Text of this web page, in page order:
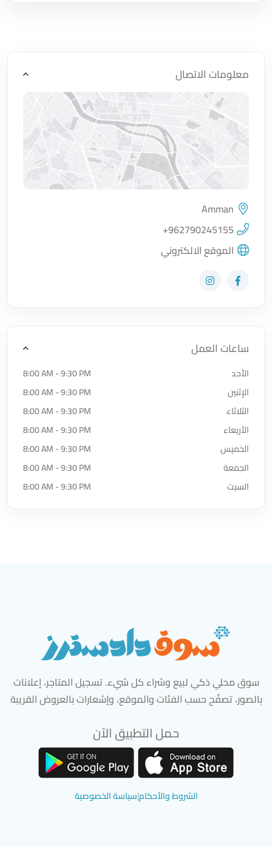
معلومات الاتصال
اضغط لتحميل الموقع
Amman
+962790245155
الموقع الالكتروني
زيارة حساب المتجر على Facebook-f
زيارة حساب المتجر على Instagram
ساعات العمل
الأحد
8:00 AM - 9:30 PM
الإثنين
8:00 AM - 9:30 PM
الثلاثاء
8:00 AM - 9:30 PM
الأربعاء
8:00 AM - 9:30 PM
الخميس
8:00 AM - 9:30 PM
الجمعة
8:00 AM - 9:30 PM
السبت
8:00 AM - 9:30 PM
سوق محلي ذكي لبيع وشراء كل شيء. تسجيل المتاجر، إعلانات
بالصور، تصفّح حسب الفئات والموقع، وإشعارات بالعروض القريبة
حمل التطبيق الآن
الشروط والأحكام|سياسة الخصوصية